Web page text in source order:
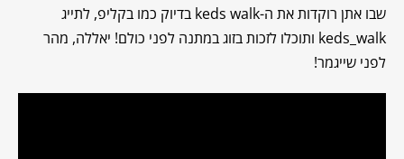
שבו אתן רוקדות את ה-keds walk בדיוק כמו בקליפ, לתייג
keds_walk ותוכלו לזכות בזוג במתנה לפני כולם! יאללה, מהר
לפני שייגמר!